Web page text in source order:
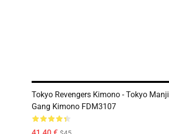
Tokyo Revengers Kimono - Tokyo Manji
Gang Kimono FDM3107